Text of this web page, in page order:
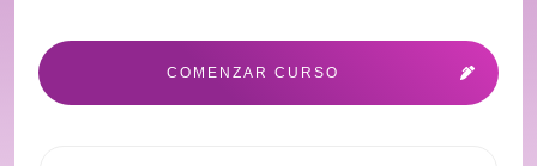
COMENZAR CURSO